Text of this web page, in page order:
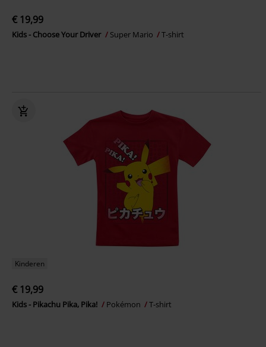
€ 19,99
Kids - Choose Your Driver Super Mario T-shirt
Kinderen
€ 19,99
Kids - Pikachu Pika, Pika! Pokémon T-shirt